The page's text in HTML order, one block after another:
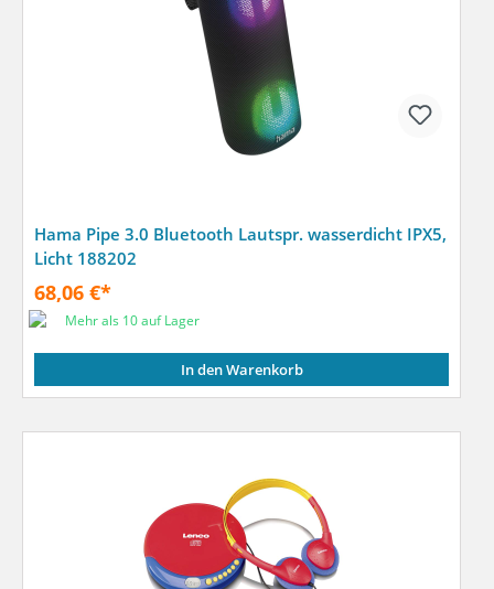
Hama Pipe 3.0 Bluetooth Lautspr. wasserdicht IPX5,
Licht 188202
68,06 €*
Mehr als 10 auf Lager
In den Warenkorb